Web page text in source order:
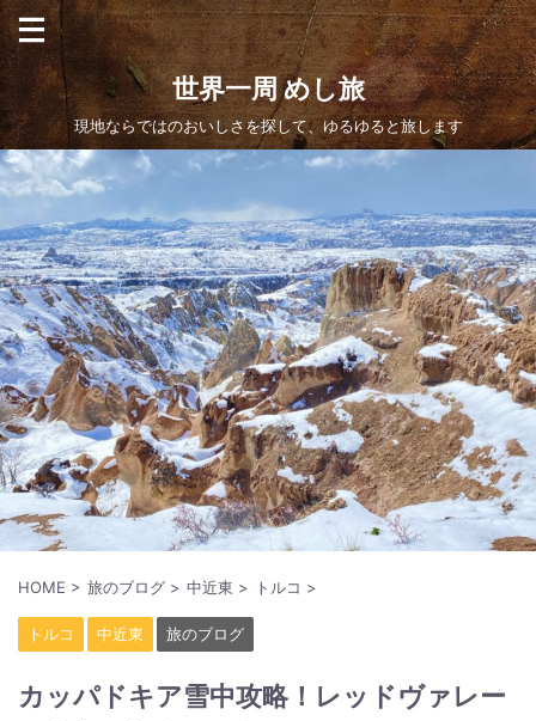
世界一周 めし旅
現地ならではのおいしさを探して、ゆるゆると旅します
HOME > 旅のブログ > 中近東 > トルコ >
トルコ 中近東 旅のブログ
カッパドキア雪中攻略！レッドヴァレー